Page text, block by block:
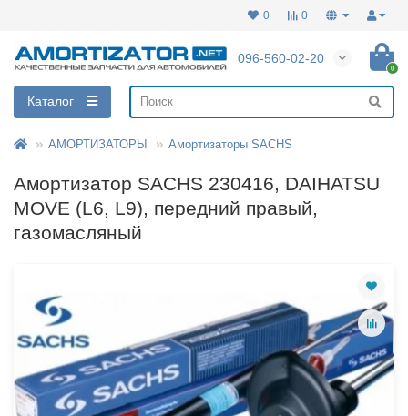
0
0
096-560-02-20
0
Каталог
АМОРТИЗАТОРЫ Амортизаторы SACHS
Амортизатор SACHS 230416, DAIHATSU
MOVE (L6, L9), передний правый,
газомасляный